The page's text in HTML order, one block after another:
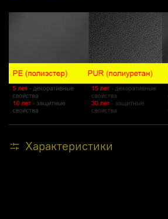
Характеристики